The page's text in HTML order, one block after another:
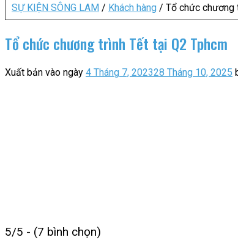
SỰ KIỆN SÔNG LAM / Khách hàng / Tổ chức chương
Tổ chức chương trình Tết tại Q2 Tphcm
Xuất bản vào ngày 4 Tháng 7, 202328 Tháng 10, 2025
5/5 - (7 bình chọn)